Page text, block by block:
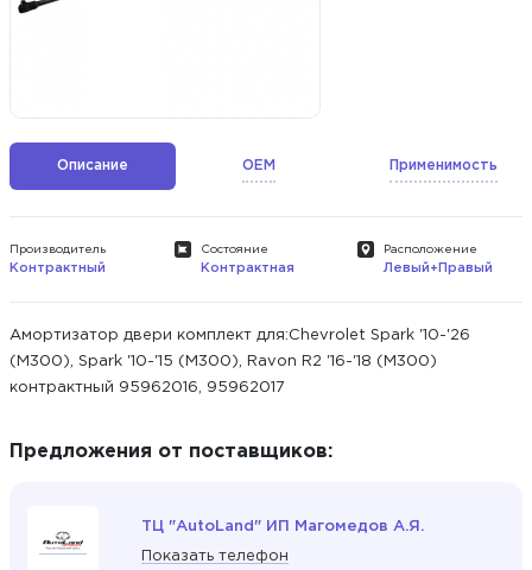
Описание OEM Применимость
Производитель
Контрактный
Состояние
Контрактная
Расположение
Левый+Правый
Амортизатор двери комплект для:Chevrolet Spark '10-'26
(M300), Spark '10-'15 (M300), Ravon R2 '16-'18 (M300)
контрактный 95962016, 95962017
Предложения от поставщиков:
ТЦ "AutoLand" ИП Магомедов А.Я.
Показать телефон